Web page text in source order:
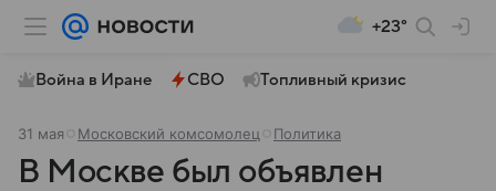
+23°
Война в Иране СВО Топливный кризис
31 мая Московский комсомолец Политика
В Москве был объявлен